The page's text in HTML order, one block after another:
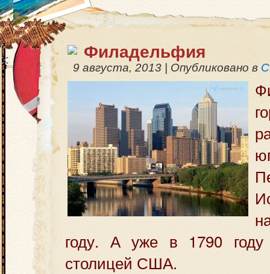
Филадельфия
9 августа, 2013 Опубликовано в
году. А уже в 1790
столицей США.